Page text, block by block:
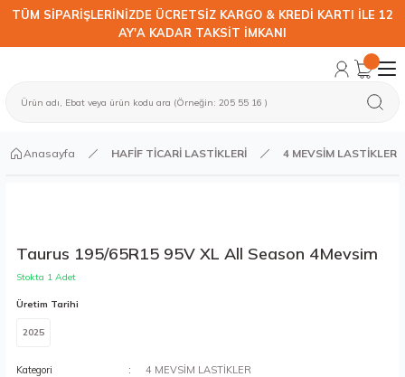
TÜM SİPARİŞLERİNİZDE ÜCRETSİZ KARGO & KREDİ KARTI İLE 12
AY'A KADAR TAKSİT İMKANI
Anasayfa HAFİF TİCARİ LASTİKLERİ 4 MEVSİM LASTİKLER
Taurus 195/65R15 95V XL All Season 4Mevsim
Stokta 1 Adet
Üretim Tarihi
2025
Kategori
4 MEVSİM LASTİKLER